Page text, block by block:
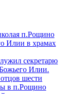
п.Рощино
Илии в храмах
секретарю
Илии.
шести
в п.Рощино